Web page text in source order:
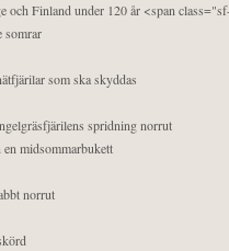
Finland under 120 år <span
somrar
som ska skyddas
spridning norrut
midsommarbukett
norrut